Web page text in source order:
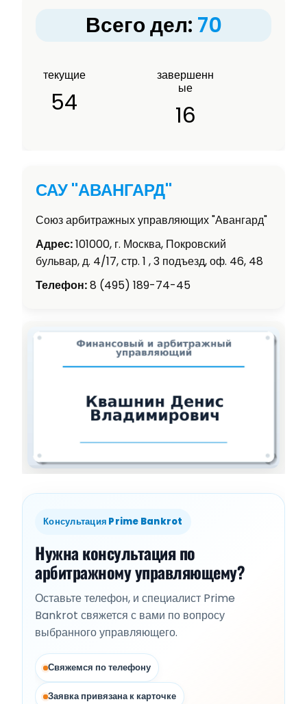
Всего дел: 70
текущие
54
завершенн
ые
16
САУ "АВАНГАРД"
Союз арбитражных управляющих "Авангард"
Адрес:101000, г. Москва, Покровский
бульвар, д. 4/17, стр. 1 , 3 подъезд, оф. 46, 48
Телефон:8 (495) 189-74-45
Консультация Prime Bankrot
Нужна консультация по
арбитражному управляющему?
Оставьте телефон, и специалист Prime
Bankrot свяжется с вами по вопросу
выбранного управляющего.
Свяжемся по телефону
Заявка привязана к карточке